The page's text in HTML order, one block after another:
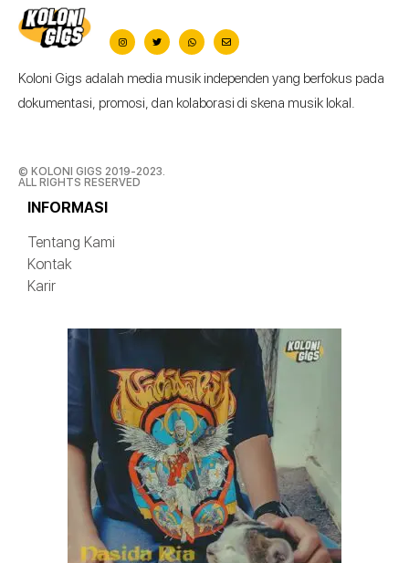
Koloni Gigs adalah media musik independen yang berfokus pada
dokumentasi, promosi, dan kolaborasi di skena musik lokal.
© KOLONI GIGS 2019-2023.
ALL RIGHTS RESERVED
INFORMASI
Tentang Kami
Kontak
Karir